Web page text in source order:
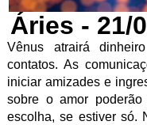
Áries - 21/
Vênus atrairá
contatos. As
iniciar amizades e
sobre o amor
escolha, se estiver só.